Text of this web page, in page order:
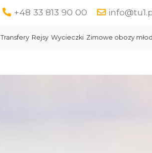
+48 33 813 90 00
Transfery Rejsy Wycieczki Zimowe obozy